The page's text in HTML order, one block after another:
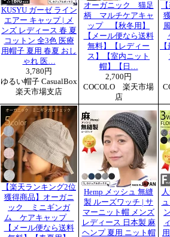
KUSYU ガーゼ ライン
エアー キャップ | メ
ンズ レディース 春 夏
コットン 全3色 医療
用帽子 夏用 春夏 おし
ゃれ 医…
3,780円
ゆるい帽子 CasualBox
楽天市場支店
オーガニック 猫足
柄 マルチケアキャ
ップ 【秋冬用】
【メール便なら送料
無料】【レディー
ス】【室内ニット
帽】【日…
2,700円
COCOLO 楽天市場
店
【楽天ランキング2位
獲得商品】オーガニ
ック ミニギンガ
ム ケアキャップ
【メール便なら送料
Hemp メッシュ 無縫
製 ルーズワッチ | サ
マーニット帽 メンズ
レディース 日本製 麻
ヘンプ 夏用 ニット帽